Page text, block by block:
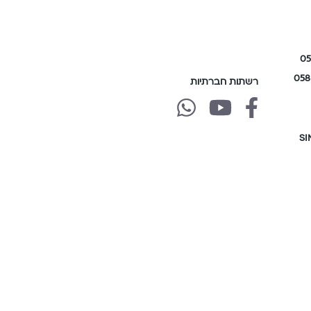
רשתות חברתיות
של
של